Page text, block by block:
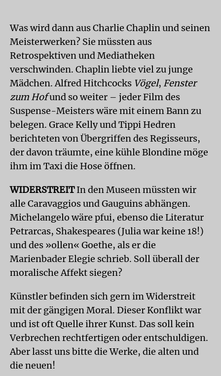
Was wird dann aus Charlie Chaplin und seinen
Meisterwerken? Sie müssten aus
Retrospektiven und Mediatheken
verschwinden. Chaplin liebte viel zu junge
Mädchen. Alfred Hitchcocks Vögel, Fenster
zum Hofund so weiter – jeder Film des
Suspense-Meisters wäre mit einem Bann zu
belegen. Grace Kelly und Tippi Hedren
berichteten von Übergriffen des Regisseurs,
der davon träumte, eine kühle Blondine möge
ihm im Taxi die Hose öffnen.
WIDERSTREITIn den Museen müssten wir
alle Caravaggios und Gauguins abhängen.
Michelangelo wäre pfui, ebenso die Literatur
Petrarcas, Shakespeares (Julia war keine 18!)
und des »ollen« Goethe, als er die
Marienbader Elegie schrieb. Soll überall der
moralische Affekt siegen?
Künstler befinden sich gern im Widerstreit
mit der gängigen Moral. Dieser Konflikt war
und ist oft Quelle ihrer Kunst. Das soll kein
Verbrechen rechtfertigen oder entschuldigen.
Aber lasst uns bitte die Werke, die alten und
die neuen!